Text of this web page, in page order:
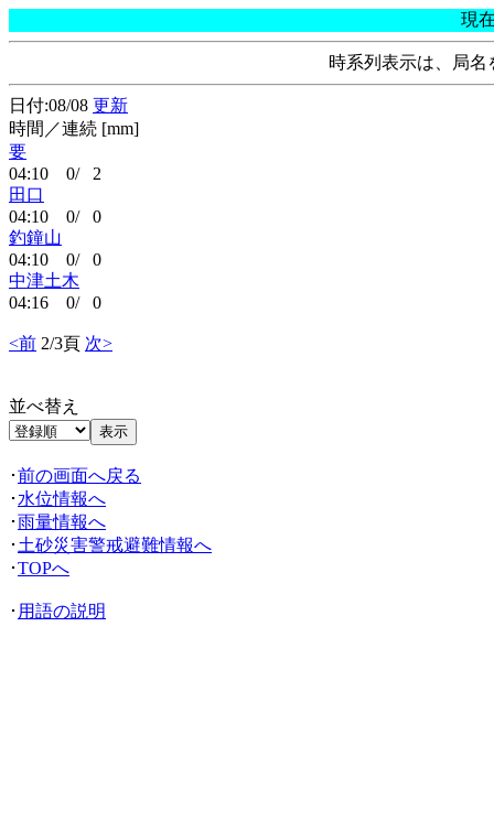
現
時系列表示は、局
日付:08/08 更新
時間／連続 [mm]
要
04:10 0/ 2
田口
04:10 0/ 0
釣鐘山
04:10 0/ 0
中津土木
04:16 0/ 0
<前 2/3頁 次>
並べ替え
･前の画面へ戻る
･ 水位情報へ
･雨量情報へ
･ 土砂災害警戒避難情報へ
･TOPへ
･ 用語の説明